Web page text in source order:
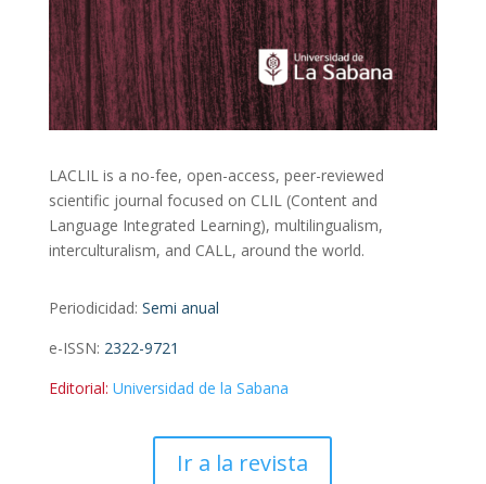
LACLIL is a no-fee, open-access, peer-reviewed
scientific journal focused on CLIL (Content and
Language Integrated Learning), multilingualism,
interculturalism, and CALL, around the world.
Periodicidad: Semi anual
e-ISSN: 2322-9721
Editorial: Universidad de la Sabana
Ir a la revista